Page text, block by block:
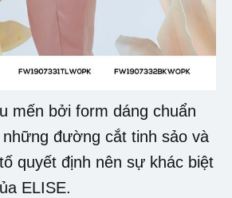
mến bởi form dáng chuẩn
đường cắt tinh sảo và
quyết định nên sự khác biệt
ELISE.